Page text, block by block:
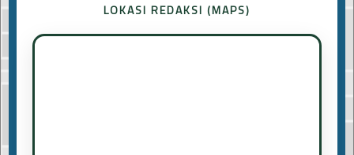
LOKASI REDAKSI (MAPS)